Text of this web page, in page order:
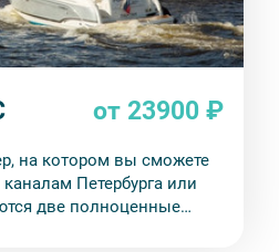
от 23900 ₽
на котором вы сможете
Петербурга или
две полноценные